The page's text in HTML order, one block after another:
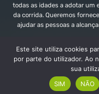
todas as idades a adotar um
da corrida. Queremos
ajudar as pessoas a
Contate-nos:
Este site utiliza cookies
por parte do utilizador. Ao
sua
SIM
NÃO